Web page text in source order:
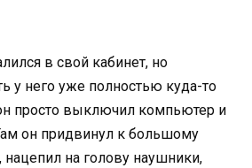
в свой кабинет, но
у него уже полностью куда-то
просто выключил компьютер и
он придвинул к большому
нацепил на голову наушники,